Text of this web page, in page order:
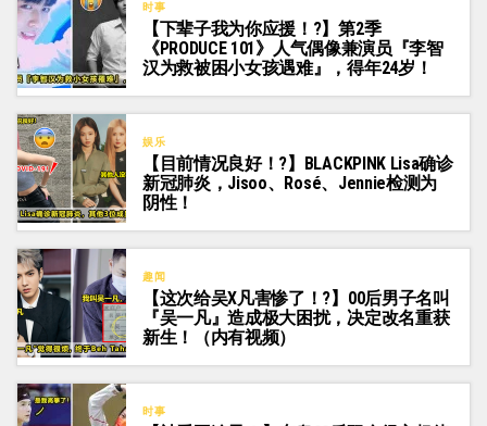
时事
【下辈子我为你应援！?】第2季
《PRODUCE 101》人气偶像兼演员『李智
汉为救被困小女孩遇难』，得年24岁！
娱乐
【目前情况良好！?】BLACKPINK Lisa确诊
新冠肺炎，Jisoo、Rosé、Jennie检测为
阴性！
趣闻
【这次给吴X凡害惨了！?】00后男子名叫
『吴一凡』造成极大困扰，决定改名重获
新生！（内有视频）
时事